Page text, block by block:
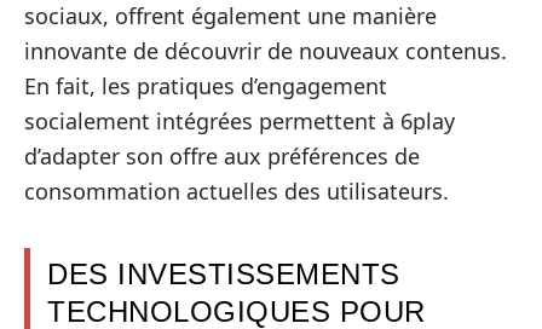
sociaux, offrent également une manière
innovante de découvrir de nouveaux contenus.
En fait, les pratiques d’engagement
socialement intégrées permettent à 6play
d’adapter son offre aux préférences de
consommation actuelles des utilisateurs.
DES INVESTISSEMENTS
TECHNOLOGIQUES POUR